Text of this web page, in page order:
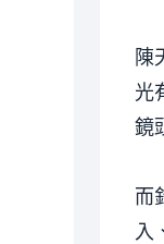
陳
光
鏡
而
入